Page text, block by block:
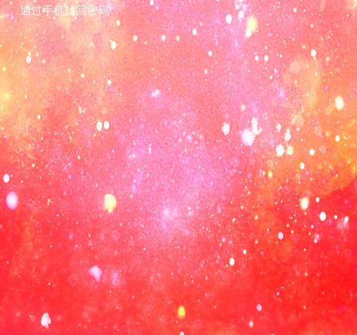
通过手机找回密码